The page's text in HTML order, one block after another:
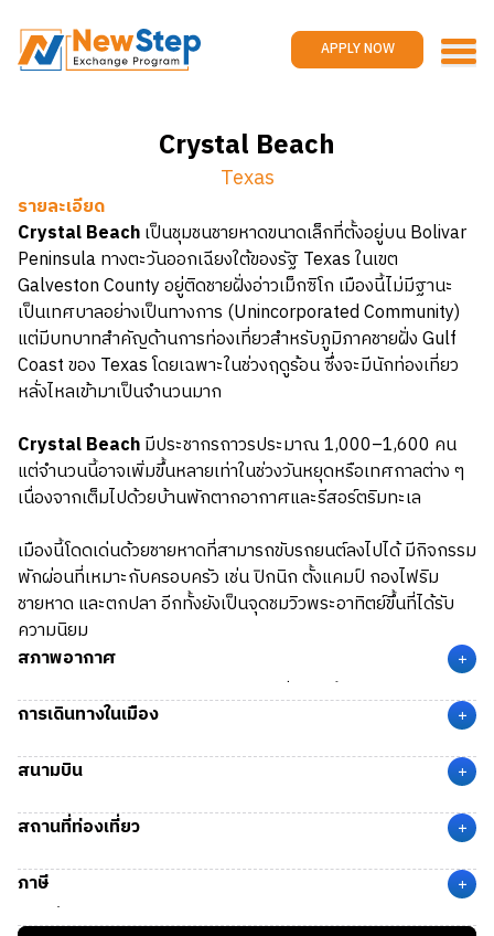
APPLY NOW
Work and travel
Promotions
Contact us
Crystal Beach
Texas
รายละเอียด
Crystal Beachเป็นชุมชนชายหาดขนาดเล็กที่ตั้งอยู่บน Bolivar
Peninsula ทางตะวันออกเฉียงใต้ของรัฐ Texas ในเขต
Galveston County อยู่ติดชายฝั่งอ่าวเม็กซิโก เมืองนี้ไม่มีฐานะ
เป็นเทศบาลอย่างเป็นทางการ (Unincorporated Community)
แต่มีบทบาทสำคัญด้านการท่องเที่ยวสำหรับภูมิภาคชายฝั่ง Gulf
Coast ของ Texas โดยเฉพาะในช่วงฤดูร้อน ซึ่งจะมีนักท่องเที่ยว
หลั่งไหลเข้ามาเป็นจำนวนมาก
Crystal Beachมีประชากรถาวรประมาณ 1,000–1,600 คน
แต่จำนวนนี้อาจเพิ่มขึ้นหลายเท่าในช่วงวันหยุดหรือเทศกาลต่าง ๆ
เนื่องจากเต็มไปด้วยบ้านพักตากอากาศและรีสอร์ตริมทะเล
เมืองนี้โดดเด่นด้วยชายหาดที่สามารถขับรถยนต์ลงไปได้ มีกิจกรรม
พักผ่อนที่เหมาะกับครอบครัว เช่น ปิกนิก ตั้งแคมป์ กองไฟริม
ชายหาด และตกปลา อีกทั้งยังเป็นจุดชมวิวพระอาทิตย์ขึ้นที่ได้รับ
ความนิยม
สภาพอากาศ
+
Crystal Beachมีสภาพอากาศแบบกึ่งร้อนชื้น (Humid
Subtropical Climate) ในฤดูใบไม้ผลิ (Spring) อุณหภูมิเฉลี่ย
ฤดูร้อน (Summer) อุณหภูมิเฉลี่ยประมาณ 25 – 35 °C อากาศ
การเดินทางในเมือง +
เมือง Crystal Beach ไม่มีระบบขนส่งสาธารณะภายในเมือง และ
ผู้คนส่วนใหญ่ใช้รถยนต์ส่วนตัวในการเดินทาง
สนามบิน +
สนามบิน HOU(William P. Hobby Airport) เมือง Houston, TX
ห่างจาก Crystal Beach ประมาณ 70 ไมล์ (113 กม.) ใช้เวลาเดิน
สถานที่ท่องเที่ยว +
Crystal Beach Shoreline:ชายหาดยาว 27 ไมล์ ขับรถลงหาด
ได้ เล่นน้ำ เล่นทราย พักผ่อน
Bolivar Flats Shorebird Sanctuary:
ภาษี +
ภาษีที่จะถูกหักจากรายได้